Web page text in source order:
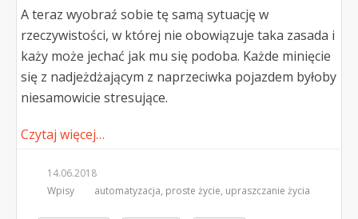
A teraz wyobraź sobie tę samą sytuację w
rzeczywistości, w której nie obowiązuje taka zasada i
każy może jechać jak mu się podoba. Każde minięcie
się z nadjeżdżającym z naprzeciwka pojazdem byłoby
niesamowicie stresujące.
Czytaj więcej…
14.06.2018
Wpisy
automatyzacja, proste życie, upraszczanie życia